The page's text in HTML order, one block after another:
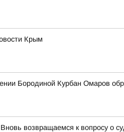
Крым
Бородиной Курбан Омаров
возвращаемся к вопросу о